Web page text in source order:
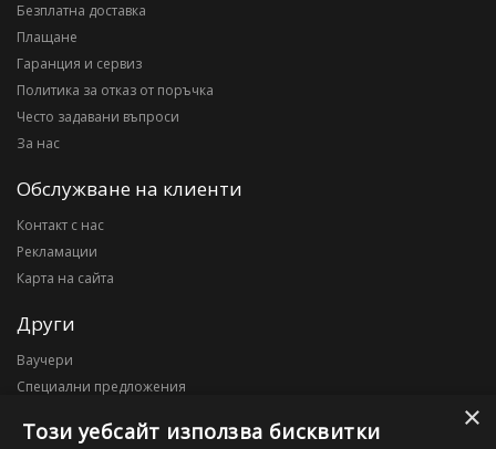
Безплатна доставка
Плащане
Гаранция и сервиз
Политика за отказ от поръчка
Често задавани въпроси
За нас
Обслужване на клиенти
Контакт с нас
Рекламации
Карта на сайта
Други
Ваучери
Специални предложения
×
Този уебсайт използва бисквитки